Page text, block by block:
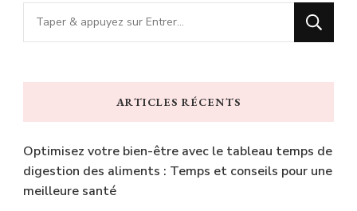
Vous
recherchiez
chose
ARTICLES RÉCENTS
Optimisez votre bien-être avec le tableau temps de
digestion des aliments : Temps et conseils pour une
meilleure santé